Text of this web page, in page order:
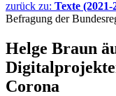
zurück zu: Texte (2021-
Befragung der
Helge Braun
Corona